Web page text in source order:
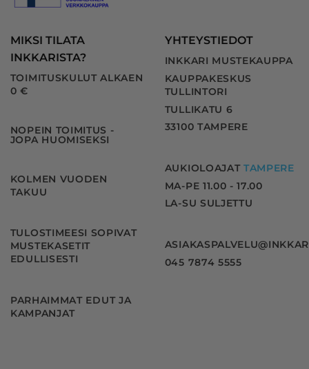
MIKSI TILATA
INKKARISTA?
TOIMITUSKULUT ALKAEN
0 €
NOPEIN TOIMITUS -
JOPA HUOMISEKSI
KOLMEN VUODEN
TAKUU
TULOSTIMEESI SOPIVAT
MUSTEKASETIT
EDULLISESTI
PARHAIMMAT EDUT JA
KAMPANJAT
YHTEYSTIEDOT
INKKARI MUSTEKAUPPA
KAUPPAKESKUS
TULLINTORI
TULLIKATU 6
33100 TAMPERE
AUKIOLOAJAT TAMPERE
MA-PE 11.00 - 17.00
LA-SU SULJETTU
045 7874 5555